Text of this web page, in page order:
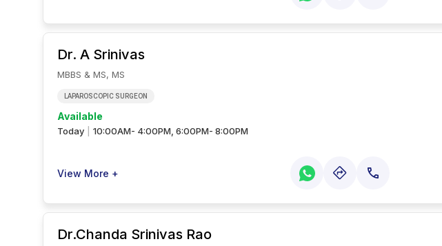
Dr. A Srinivas
MBBS & MS, MS
LAPAROSCOPIC SURGEON
Available
Today 10:00AM- 4:00PM, 6:00PM- 8:00PM
View More +
Dr.Chanda Srinivas Rao